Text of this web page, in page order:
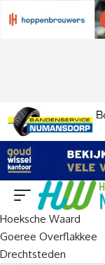
Hoeksche Waard
Goeree Overflakkee
Drechtsteden